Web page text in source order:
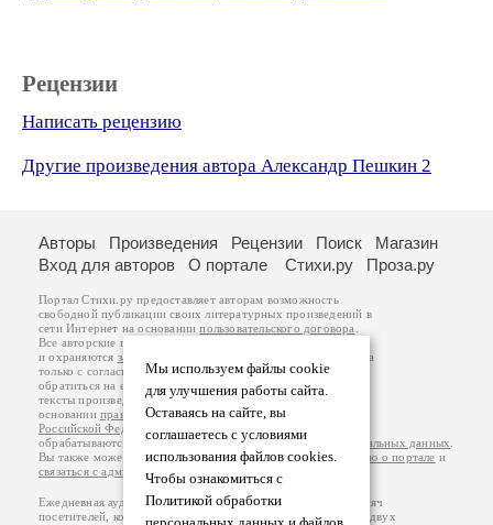
Рецензии
Написать рецензию
Другие произведения автора Александр Пешкин 2
Мы используем файлы cookie
для улучшения работы сайта.
Оставаясь на сайте, вы
соглашаетесь с условиями
использования файлов cookies.
Чтобы ознакомиться с
Политикой обработки
Авторы Произведения Рецензии Поиск
Магазин
Вход для авторов
О портале Стихи.ру Проза.ру
Портал Стихи.ру предоставляет авторам возможность
свободной публикации своих литературных произведений в
сети Интернет на основаниипользовательского договора
Все авторские права на произведения принадлежат авторам
и охраняются законом
. Перепечатка произведений возможна
только с согласия его автора, к которому вы можете
обратиться на его авторской странице. Ответственность за
тексты произведений авторы несут самостоятельно на
основанииправил публикацииизаконодательства
Российской Федерации
обрабатываются на основанииПолитики обработки персональных данных
Вы также можете посмотреть более подробнуюинформацию о портале и
связаться с администрацией
Ежедневная аудитория портала Стихи.ру – порядка 200 тысяч
посетителей, которые в общей сумме просматривают более двух